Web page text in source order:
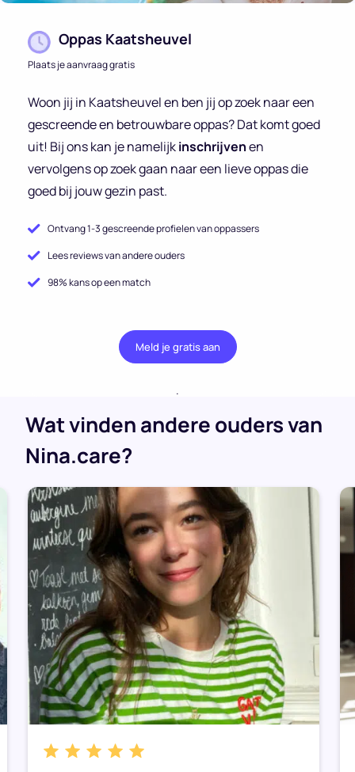
Oppas Kaatsheuvel
Plaats je aanvraag gratis
Woon jij in Kaatsheuvel en ben jij op zoek naar een
gescreende en betrouwbare oppas? Dat komt goed
uit! Bij ons kan je namelijkinschrijvenen
vervolgens op zoek gaan naar een lieve oppas die
goed bij jouw gezin past.
Ontvang 1-3 gescreende profielen van oppassers
Lees reviews van andere ouders
98% kans op een match
Meld je gratis aan
.
Wat vinden andere ouders van
Nina.care?